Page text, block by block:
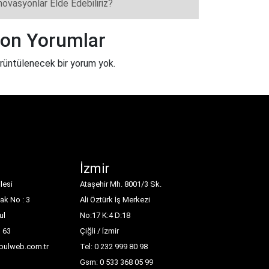
Elde Edebiliriz?
Yorumlar
bir yorum yok.
No : 3
63
İzmir
Ataşehir Mh. 8001/3 Sk.
Ali Öztürk İş Merkezi
No:17 K:4 D:18
Çiğli / İzmir
Tel: 0 232 999 80 98
Gsm: 0 533 368 05 99